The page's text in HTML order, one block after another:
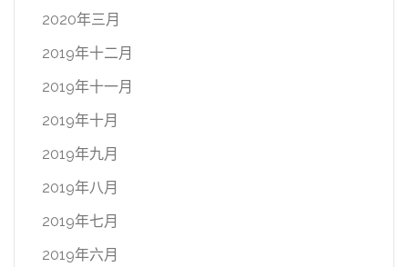
2020年三月
2019年十二月
2019年十一月
2019年十月
2019年九月
2019年八月
2019年七月
2019年六月